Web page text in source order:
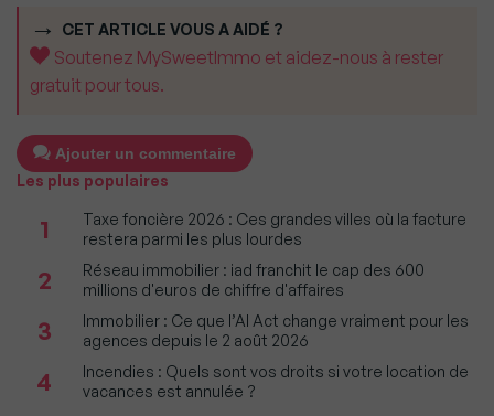
CET ARTICLE VOUS A AIDÉ ?
Soutenez MySweetImmo et aidez-nous à rester
gratuit pour tous.
Ajouter un commentaire
Les plus populaires
1
Taxe foncière 2026 : Ces grandes villes où la facture
restera parmi les plus lourdes
2
Réseau immobilier : iad franchit le cap des 600
millions d'euros de chiffre d'affaires
3
Immobilier : Ce que l’AI Act change vraiment pour les
agences depuis le 2 août 2026
4
Incendies : Quels sont vos droits si votre location de
vacances est annulée ?